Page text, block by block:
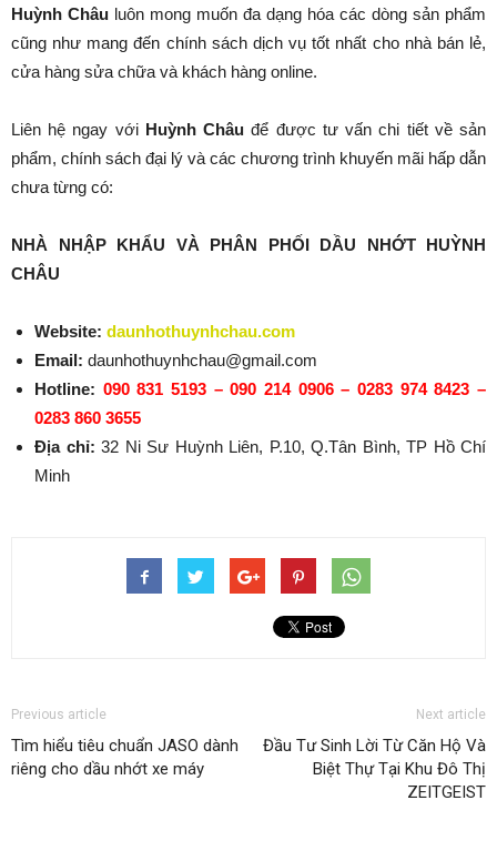
Huỳnh Châu luôn mong muốn đa dạng hóa các dòng sản phẩm
cũng như mang đến chính sách dịch vụ tốt nhất cho nhà bán lẻ,
cửa hàng sửa chữa và khách hàng online.
Liên hệ ngay với Huỳnh Châu để được tư vấn chi tiết về sản
phẩm, chính sách đại lý và các chương trình khuyến mãi hấp dẫn
chưa từng có:
NHÀ NHẬP KHẨU VÀ PHÂN PHỐI DẦU NHỚT HUỲNH
CHÂU
Website: daunhothuynhchau.com
Email: daunhothuynhchau@gmail.com
Hotline: 090 831 5193 – 090 214 0906 – 0283 974 8423 –
0283 860 3655
Địa chỉ: 32 Ni Sư Huỳnh Liên, P.10, Q.Tân Bình, TP Hồ Chí
Minh
Previous article
Tìm hiểu tiêu chuẩn JASO dành
riêng cho dầu nhớt xe máy
Next article
Đầu Tư Sinh Lời Từ Căn Hộ Và
Biệt Thự Tại Khu Đô Thị
ZEITGEIST